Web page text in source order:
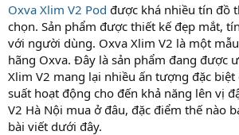
Oxva Xlim V2 Pod được khá nhiều tín đồ
chọn. Sản phẩm được thiết kế đẹp mắt,
với người dùng. Oxva Xlim V2 là một
hãng Oxva. Đây là sản phẩm đang được
Xlim V2 mang lại nhiều ấn tượng đặc
suất hoạt động cho đến khả năng lên vị
V2 Hà Nội mua ở đâu, đặc điểm thế nào
bài viết dưới đây.